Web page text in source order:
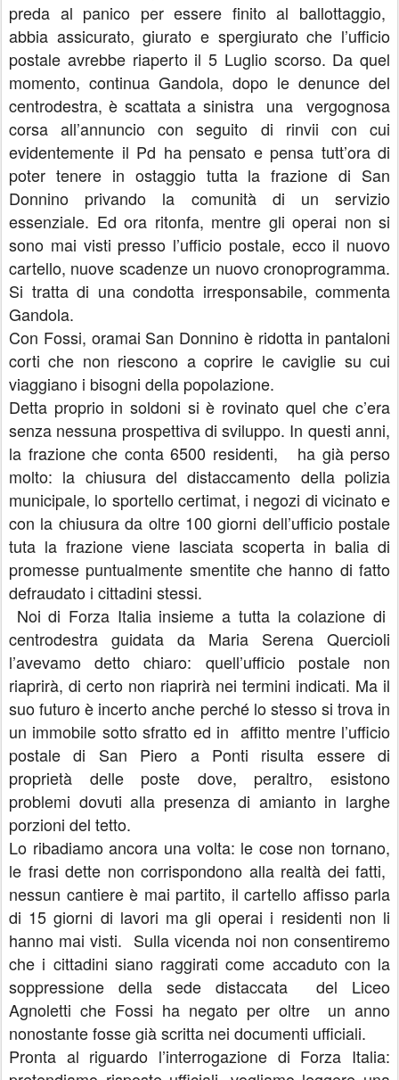
preda al panico per essere finito al ballottaggio,
abbia assicurato, giurato e spergiurato che l’ufficio
postale avrebbe riaperto il 5 Luglio scorso. Da quel
momento, continua Gandola, dopo le denunce del
centrodestra, è scattata a sinistra una vergognosa
corsa all’annuncio con seguito di rinvii con cui
evidentemente il Pd ha pensato e pensa tutt’ora di
poter tenere in ostaggio tutta la frazione di San
Donnino privando la comunità di un servizio
essenziale. Ed ora ritonfa, mentre gli operai non si
sono mai visti presso l’ufficio postale, ecco il nuovo
cartello, nuove scadenze un nuovo cronoprogramma.
Si tratta di una condotta irresponsabile, commenta
Gandola.
Con Fossi, oramai San Donnino è ridotta in pantaloni
corti che non riescono a coprire le caviglie su cui
viaggiano i bisogni della popolazione.
Detta proprio in soldoni si è rovinato quel che c’era
senza nessuna prospettiva di sviluppo. In questi anni,
la frazione che conta 6500 residenti, ha già perso
molto: la chiusura del distaccamento della polizia
municipale, lo sportello certimat, i negozi di vicinato e
con la chiusura da oltre 100 giorni dell’ufficio postale
tuta la frazione viene lasciata scoperta in balia di
promesse puntualmente smentite che hanno di fatto
defraudato i cittadini stessi.
Noi di Forza Italia insieme a tutta la colazione di
centrodestra guidata da Maria Serena Quercioli
l’avevamo detto chiaro: quell’ufficio postale non
riaprirà, di certo non riaprirà nei termini indicati. Ma il
suo futuro è incerto anche perché lo stesso si trova in
un immobile sotto sfratto ed in affitto mentre l’ufficio
postale di San Piero a Ponti risulta essere di
proprietà delle poste dove, peraltro, esistono
problemi dovuti alla presenza di amianto in larghe
porzioni del tetto.
Lo ribadiamo ancora una volta: le cose non tornano,
le frasi dette non corrispondono alla realtà dei fatti,
nessun cantiere è mai partito, il cartello affisso parla
di 15 giorni di lavori ma gli operai i residenti non li
hanno mai visti. Sulla vicenda noi non consentiremo
che i cittadini siano raggirati come accaduto con la
soppressione della sede distaccata del Liceo
Agnoletti che Fossi ha negato per oltre un anno
nonostante fosse già scritta nei documenti ufficiali.
Pronta al riguardo l’interrogazione di Forza Italia: